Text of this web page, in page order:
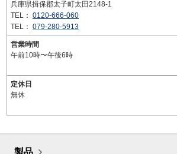
兵庫県揖保郡太子町太田2148-1
TEL： 0120-666-060
TEL： 079-280-5913
営業時間
午前10時〜午後6時
定休日
無休
製品